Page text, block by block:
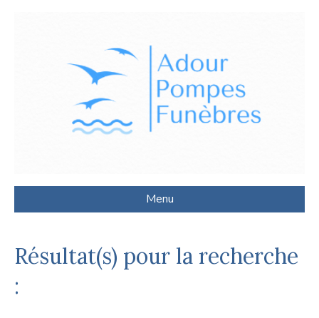
Menu
Résultat(s) pour la recherche
: